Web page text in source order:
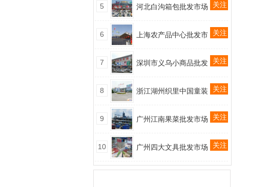
5 河北白沟箱包批发市场 关注
6 上海农产品中心批发市 关注
7 深圳市义乌小商品批发 关注
8 浙江湖州织里中国童装 关注
9 广州江南果菜批发市场 关注
10 广州四大文具批发市场 关注